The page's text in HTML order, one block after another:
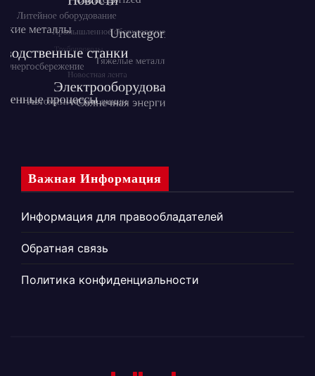
Важная Информация
Информация для правообладателей
Обратная связь
Политика конфиденциальности